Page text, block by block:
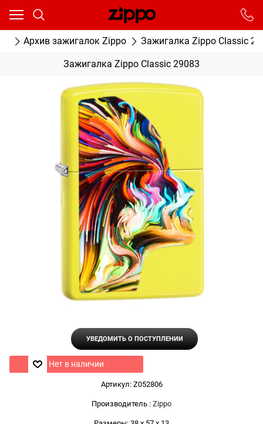
Архив зажигалок Zippo Зажигалка Zippo Classic
Зажигалка Zippo Classic 29083
УВЕДОМИТЬ О ПОСТУПЛЕНИИ
Нет в наличии
Артикул: Z052806
Производитель : Zippo
Ваш город - Москва,
От выбранного города зависят сроки доставки